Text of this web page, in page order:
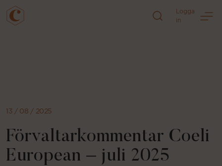
Logga
in
13 / 08 / 2025
Förvaltarkommentar Coeli
European – juli 2025